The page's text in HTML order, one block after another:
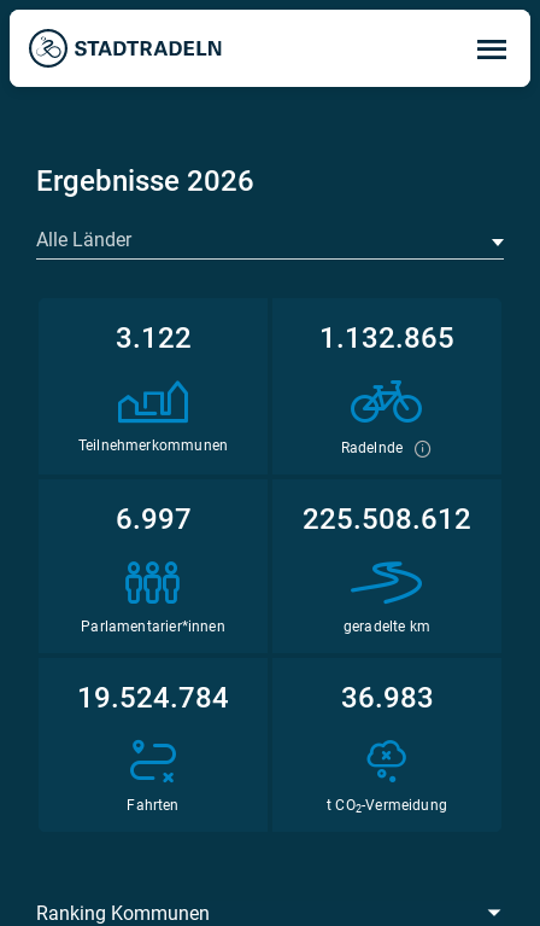
Ergebnisse 2026
Alle Länder
3.122
Teilnehmerkommunen
1.132.865
Radelnde
6.997
Parlamentarier*innen
225.508.612
geradelte km
19.524.784
Fahrten
36.983
t CO2-Vermeidung
Ranking Kommunen